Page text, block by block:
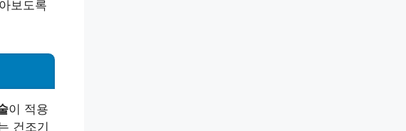
보도록
이 적용
건조기